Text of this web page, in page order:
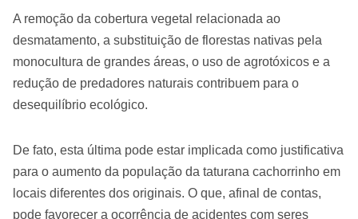
A remoção da cobertura vegetal relacionada ao
desmatamento, a substituição de florestas nativas pela
monocultura de grandes áreas, o uso de agrotóxicos e a
redução de predadores naturais contribuem para o
desequilíbrio ecológico.
De fato, esta última pode estar implicada como justificativa
para o aumento da população da taturana cachorrinho em
locais diferentes dos originais. O que, afinal de contas,
pode favorecer a ocorrência de acidentes com seres